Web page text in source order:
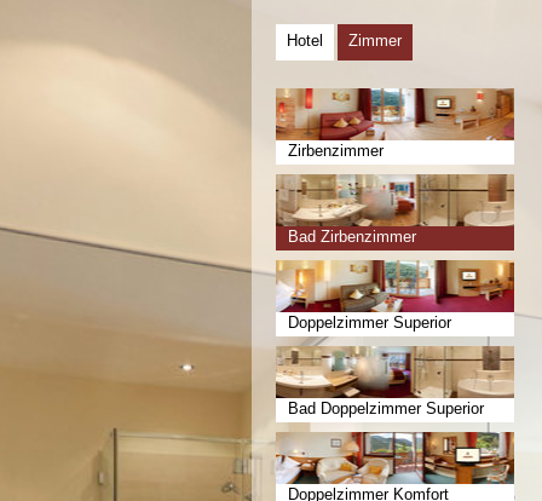
Hotel Zimmer
Zirbenzimmer
Bad Zirbenzimmer
Doppelzimmer Superior
Bad Doppelzimmer Superior
Doppelzimmer Komfort